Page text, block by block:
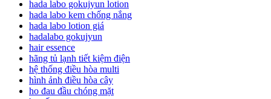
hada labo gokujyun lotion
hada labo kem chống nắng
hada labo lotion giá
hadalabo gokujyun
hair essence
hãng tủ lạnh tiết kiệm điện
hệ thống điều hòa multi
hình ảnh điều hòa cây
ho đau đầu chóng mặt